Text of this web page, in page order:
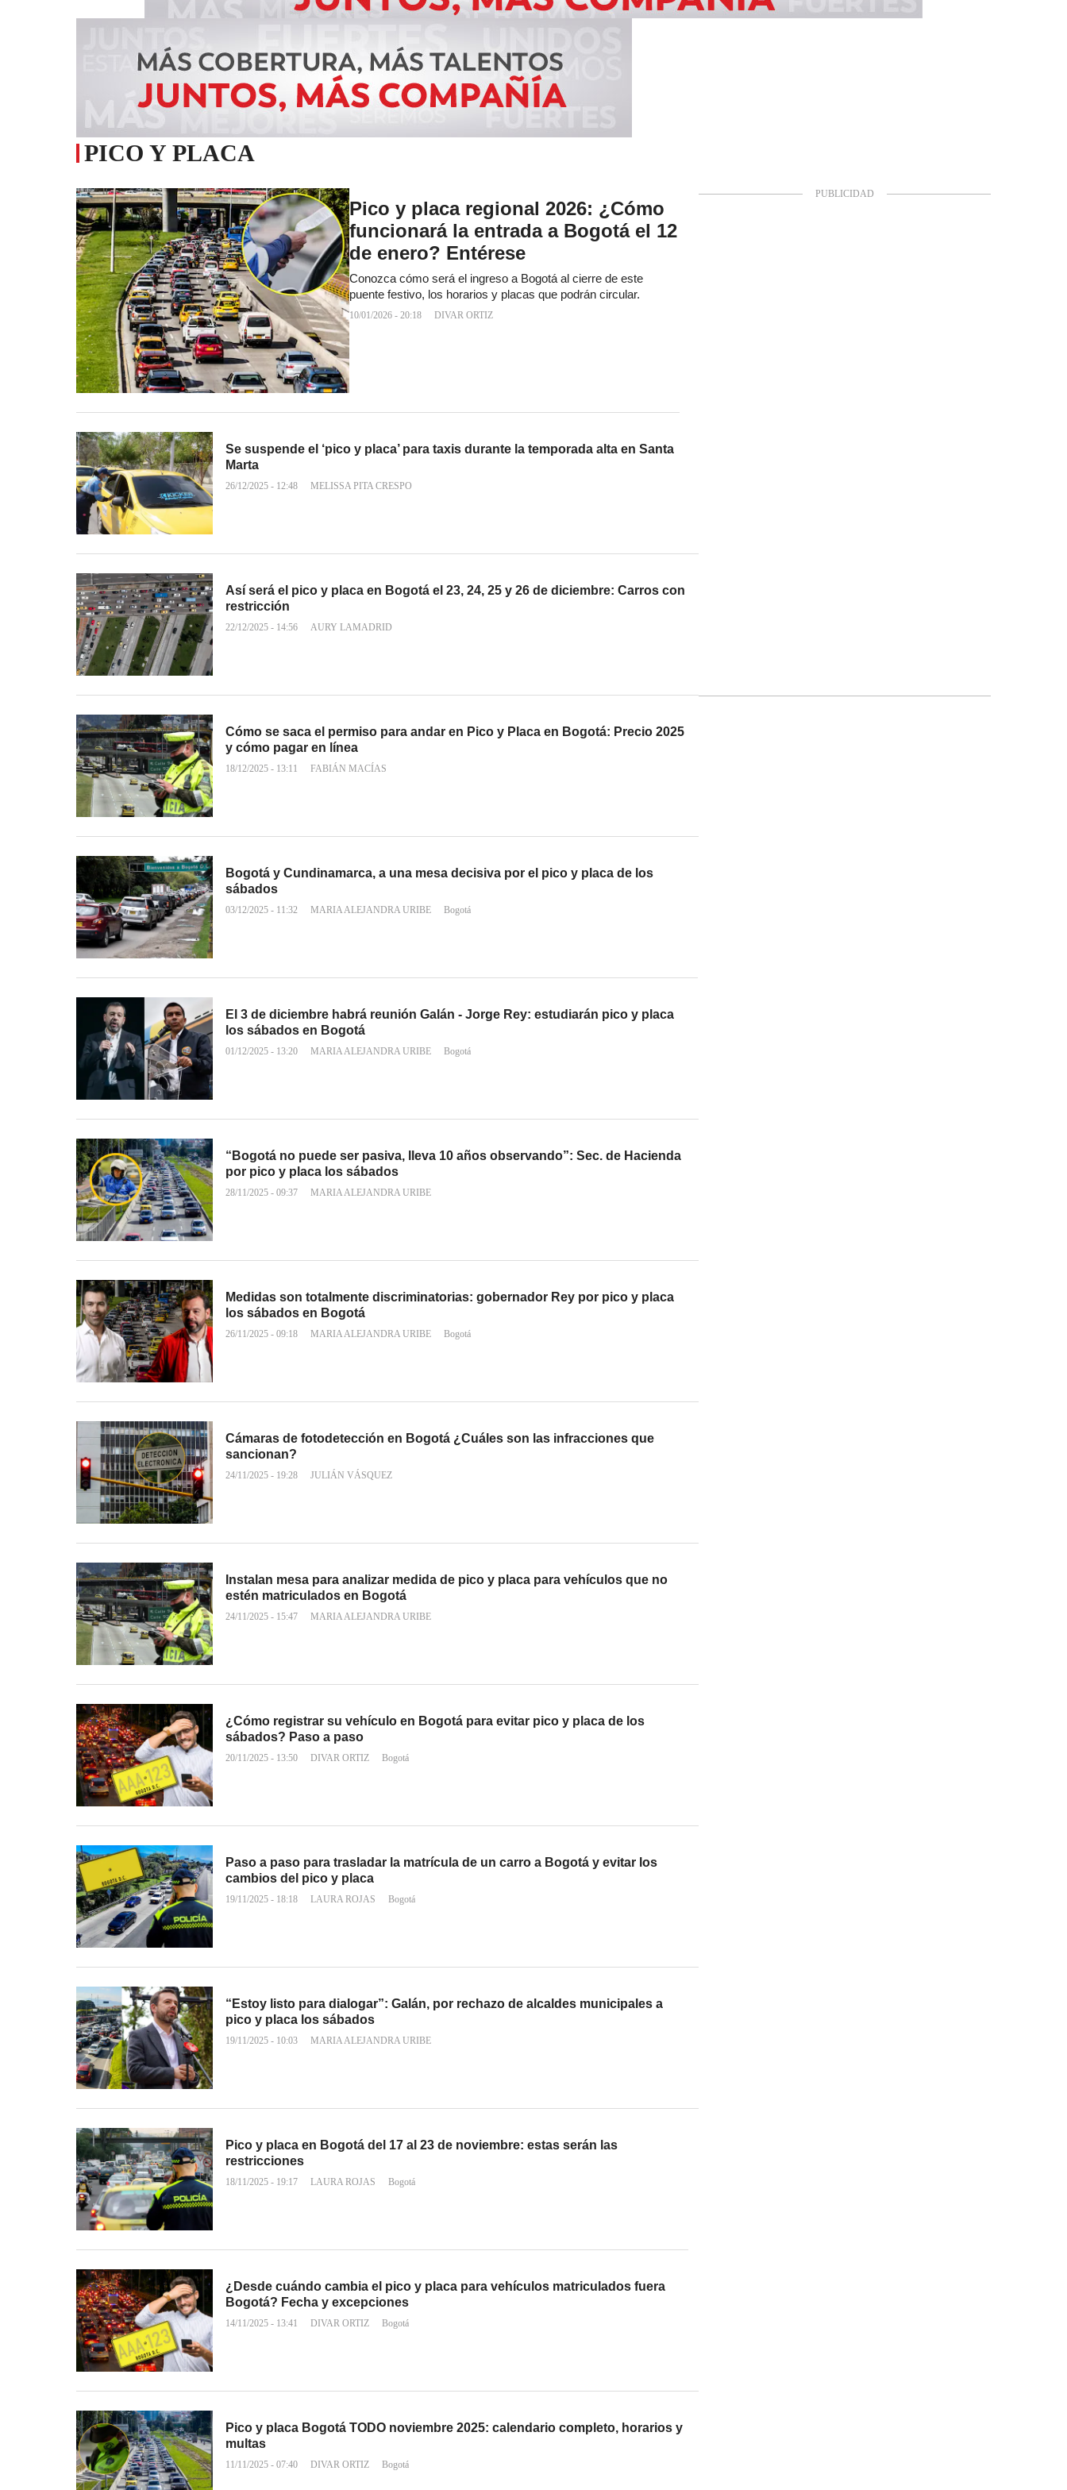
PICO Y PLACA
Pico y placa regional 2026: ¿Cómo
funcionará la entrada a Bogotá el 12
de enero? Entérese
Conozca cómo será el ingreso a Bogotá al cierre de este
puente festivo, los horarios y placas que podrán circular.
10/01/2026 - 20:18 DIVAR ORTIZ
Se suspende el ‘pico y placa’ para taxis durante la temporada alta en Santa
Marta
26/12/2025 - 12:48 MELISSA PITA CRESPO
Así será el pico y placa en Bogotá el 23, 24, 25 y 26 de diciembre: Carros con
restricción
22/12/2025 - 14:56 AURY LAMADRID
Cómo se saca el permiso para andar en Pico y Placa en Bogotá: Precio 2025
y cómo pagar en línea
18/12/2025 - 13:11 FABIÁN MACÍAS
Bogotá y Cundinamarca, a una mesa decisiva por el pico y placa de los
sábados
03/12/2025 - 11:32 MARIA ALEJANDRA URIBE Bogotá
El 3 de diciembre habrá reunión Galán - Jorge Rey: estudiarán pico y placa
los sábados en Bogotá
01/12/2025 - 13:20 MARIA ALEJANDRA URIBE Bogotá
“Bogotá no puede ser pasiva, lleva 10 años observando”: Sec. de Hacienda
por pico y placa los sábados
28/11/2025 - 09:37 MARIA ALEJANDRA URIBE
Medidas son totalmente discriminatorias: gobernador Rey por pico y placa
los sábados en Bogotá
26/11/2025 - 09:18 MARIA ALEJANDRA URIBE Bogotá
Cámaras de fotodetección en Bogotá ¿Cuáles son las infracciones que
sancionan?
24/11/2025 - 19:28 JULIÁN VÁSQUEZ
Instalan mesa para analizar medida de pico y placa para vehículos que no
estén matriculados en Bogotá
24/11/2025 - 15:47 MARIA ALEJANDRA URIBE
¿Cómo registrar su vehículo en Bogotá para evitar pico y placa de los
sábados? Paso a paso
20/11/2025 - 13:50 DIVAR ORTIZ Bogotá
Paso a paso para trasladar la matrícula de un carro a Bogotá y evitar los
cambios del pico y placa
19/11/2025 - 18:18 LAURA ROJAS Bogotá
“Estoy listo para dialogar”: Galán, por rechazo de alcaldes municipales a
pico y placa los sábados
19/11/2025 - 10:03 MARIA ALEJANDRA URIBE
Pico y placa en Bogotá del 17 al 23 de noviembre: estas serán las
restricciones
18/11/2025 - 19:17 LAURA ROJAS Bogotá
¿Desde cuándo cambia el pico y placa para vehículos matriculados fuera
Bogotá? Fecha y excepciones
14/11/2025 - 13:41 DIVAR ORTIZ Bogotá
Pico y placa Bogotá TODO noviembre 2025: calendario completo, horarios y
multas
11/11/2025 - 07:40 DIVAR ORTIZ Bogotá